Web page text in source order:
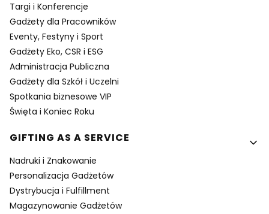
Targi i Konferencje
Gadżety dla Pracowników
Eventy, Festyny i Sport
Gadżety Eko, CSR i ESG
Administracja Publiczna
Gadżety dla Szkół i Uczelni
Spotkania biznesowe VIP
Święta i Koniec Roku
GIFTING AS A SERVICE
Nadruki i Znakowanie
Personalizacja Gadżetów
Dystrybucja i Fulfillment
Magazynowanie Gadżetów